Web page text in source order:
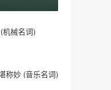
机械名词)
称妙 (音乐名词)